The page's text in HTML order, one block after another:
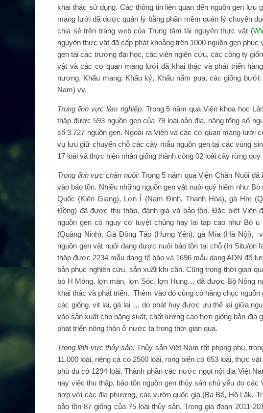
khai thác sử dụng. Các thông tin liên quan đến nguồn gen
mạng lưới đã được quản lý bằng phần mềm quản lý chuyên
chia sẻ trên trang web của Trung tâm tài nguyên thực vật (
nguyên thực vật đã cấp phát khoảng trên 1000 nguồn gen
gen tại các trường đại học, các viện ngiên cứu, các công ty
vật và các cơ quan màng lưới đã khai thác và phát triển
nương, Khẩu mang, Khẩu ký, Khẩu nẩm pua, các giống
Nam) vv.
Trong lĩnh vực lâm nghiệp:Trong 5 năm qua Viện khoa học
thập được 593 nguồn gen của 79 loài bản địa, nâng tổng số
số 3.727 nguồn gen. Ngoài ra Viện và các cơ quan màng lưới
vụ lưu giữ chuyển chỗ các cây mẫu nguồn gen tại các vùng
17 loài và thực hiện nhân giống thành công 02 loài cây rừng
Trong lĩnh vực chăn nuôi: Trong 5 năm qua Viện Chăn Nuôi
vào bảo tồn. Nhiều những nguồn gen vật nuôi quý hiếm như
Quốc (Kiên Giang), Lợn Ỉ (Nam Định, Thanh Hóa), gà Hre
Đồng) đã được thu thập, đánh giá và bảo tồn. Đặc biệt Viện
nguồn gen có nguy cơ tuyệt chủng hay lai tạp cao như Bò
(Quảng Ninh), Gà Đông Tảo (Hưng Yên), gà Mía (Hà Nội),
nguồn gen vật nuôi đang được nuôi bảo tồn tại chỗ (In Situ/on
thập được 2234 mẫu dạng tế bào và 1696 mẫu dạng ADN để
bản phục nghiên cứu, sản xuất khi cần. Cũng trong thời gian
bò H Mông, lợn mán, lợn Sóc, lợn Hung… đã được Bộ Nông
khai thác và phát triển. Thêm vào đó cũng có hàng chục
các giống, vịt lai, gà lai … do phát huy được ưu thế lai giữa
vào sản xuất cho năng suất, chất lượng cao hơn giống bản địa
phát triển nông thôn ở nước ta trong thời gian qua.
Trong lĩnh vực thủy sản:Thủy sản Việt Nam rất phong phú,
11.000 loài, riêng cá có 2500 loài, rong biển có 653 loài, thực
phù du có 1294 loài. Thành phần các nước ngọt nội địa Việt
nay việc thu thập, bảo tồn nguồn gen thủy sản chủ yếu do
hợp với các địa phương, các vườn quốc gia (Ba Bể, Hồ Lăk,
bảo tồn 87 giống của 75 loài thủy sản. Trong gia đoạn 2011-